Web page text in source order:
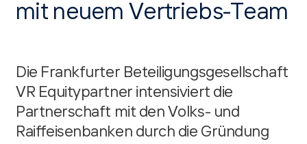
mit neuem Vertriebs-Team
Die Frankfurter Beteiligungsgesellschaft
VR Equitypartner intensiviert die
Partnerschaft mit den Volks- und
Raiffeisenbanken durch die Gründung